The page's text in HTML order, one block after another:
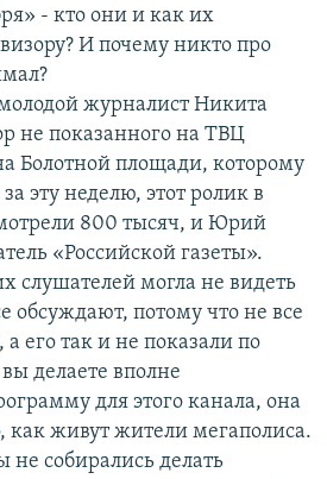
- кто они и как их
И почему никто про
журналист Никита
не показанного на ТВЦ
Болотной площади, которому
эту неделю, этот ролик в
800 тысяч, и Юрий
«Российской газеты».
слушателей могла не видеть
обсуждают, потому что не все
его так и не показали по
делаете вполне
для этого канала, она
как живут жители мегаполиса.
собирались делать